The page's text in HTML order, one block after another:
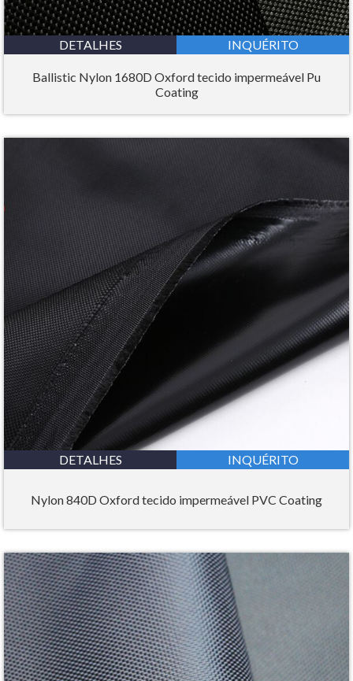
DETALHES INQUÉRITO
Ballistic Nylon 1680D Oxford tecido impermeável Pu
Coating
DETALHES INQUÉRITO
Nylon 840D Oxford tecido impermeável PVC Coating